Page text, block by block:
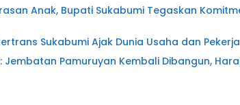
Anak, Bupati Sukabumi Tegaskan
Sukabumi Ajak Dunia Usaha dan
Jembatan Pamuruyan Kembali Dibangun,